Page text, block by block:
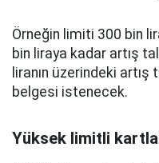
Örneğin limiti 300 bin
bin liraya kadar artış
liranın üzerindeki
belgesi istenecek.
Yüksek limitli